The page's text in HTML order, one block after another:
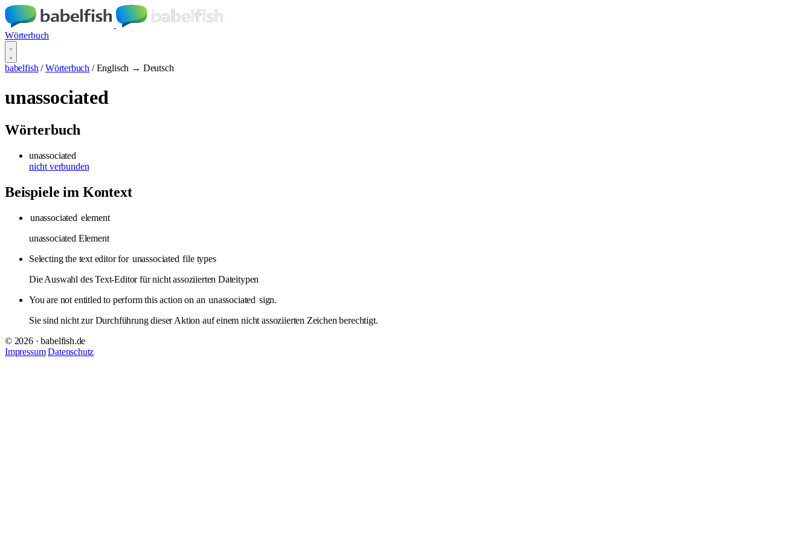
Wörterbuch
babelfish / Wörterbuch / Englisch → Deutsch
unassociated
Wörterbuch
unassociated
nicht verbunden
Beispiele im Kontext
unassociated element
unassociated Element
Selecting the text editor for unassociated file types
Die Auswahl des Text-Editor für nicht assoziierten Dateitypen
You are not entitled to perform this action on an unassociated sign.
Sie sind nicht zur Durchführung dieser Aktion auf einem nicht assoziierten Zeichen berechtigt.
© 2026 · babelfish.de
Impressum Datenschutz